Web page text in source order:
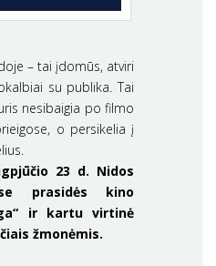
– tai įdomūs, atviri
su publika. Tai
nesibaigia po filmo
o persikelia į
23 d. Nidos
prasidės kino
ir kartu virtinė
žmonėmis.